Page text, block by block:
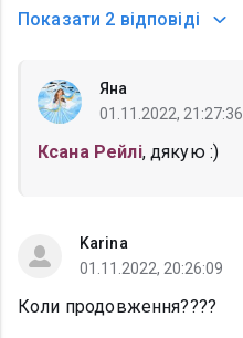
Показати 2 відповіді
Яна
01.11.2022, 21:27:36
Ксана Рейлі, дякую :)
Karina
01.11.2022, 20:26:09
Коли продовження????